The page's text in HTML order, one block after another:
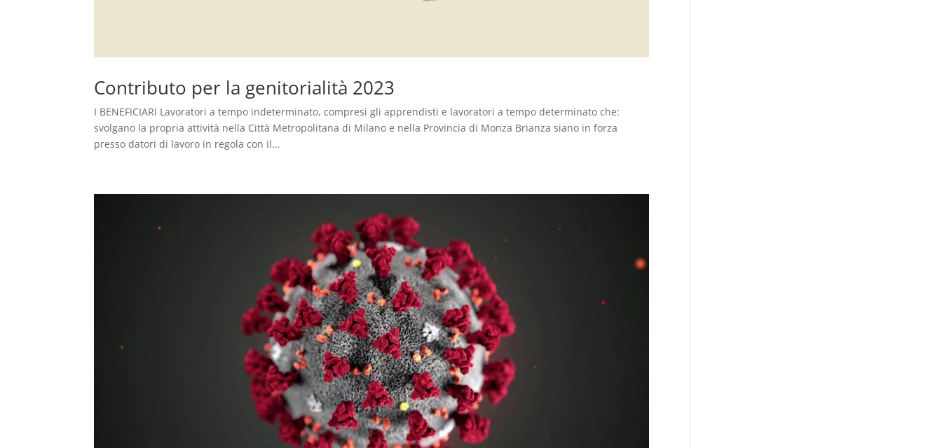
Contributo per la genitorialità 2023
I BENEFICIARI Lavoratori a tempo indeterminato, compresi gli apprendisti e lavoratori a tempo determinato che:
svolgano la propria attività nella Città Metropolitana di Milano e nella Provincia di Monza Brianza siano in forza
presso datori di lavoro in regola con il...